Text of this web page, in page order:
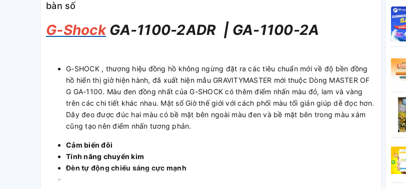
bàn số
G-ShockGA-1100-2ADR | GA-1100-2A
G-SHOCK , thương hiệu đồng hồ không ngừng đặt ra các tiêu chuẩn mới về độ bền đồng
hồ hiển thị giờ hiện hành, đã xuất hiện mẫu GRAVITYMASTER mới thuộc Dòng MASTER OF
G GA-1100. Màu đen đồng nhất của G-SHOCK có thêm điểm nhấn màu đỏ, lam và vàng
trên các chi tiết khác nhau. Mặt số Giờ thế giới với cách phối màu tối giản giúp dễ đọc hơn.
Dây đeo được đúc hai màu có bề mặt bên ngoài màu đen và bề mặt bên trong màu xám
cũng tạo nên điểm nhấn tương phản.
Cảm biến đôi
Tính năng chuyển kim
Đèn tự động chiếu sáng cực mạnh